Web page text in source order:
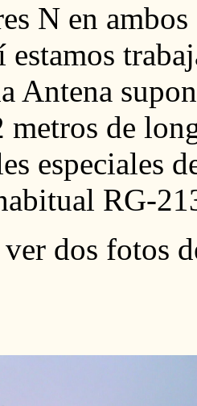
N en
estamos
Antena
metros de
especiales
RG-
dos fotos